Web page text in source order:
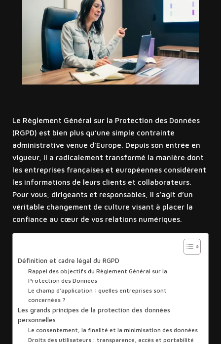
Le Règlement Général sur la Protection des Données
(RGPD) est bien plus qu’une simple contrainte
administrative venue d’Europe. Depuis son entrée en
vigueur, il a radicalement transformé la manière dont
les entreprises françaises et européennes considèrent
les informations de leurs clients et collaborateurs.
Pour vous, dirigeants et responsables, il s’agit d’un
véritable changement de culture visant à placer la
confiance au cœur de vos relations numériques.
Définition et cadre légal du RGPD
Rappel des objectifs du Règlement Général sur la
Protection des Données
Le champ d’application : quelles entreprises sont
concernées ?
Les grands principes de la protection des données
personnelles
Le consentement, la finalité et la minimisation des données
Droits des utilisateurs : transparence, accès et portabilité